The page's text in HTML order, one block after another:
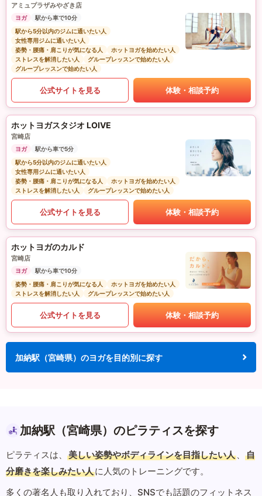
アミュプラザみやざき店
ヨガ
駅から車で10分
駅から5分以内のジムに通いたい人
女性専用ジムに通いたい人
姿勢・腰痛・肩こりが気になる人
ホットヨガを始めたい人
ストレスを解消したい人
グループレッスンで始めたい人
グループレッスンで始めたい人
公式サイトを見る 体験・相談予約
ホットヨガスタジオ LOIVE
宮崎店
ヨガ
駅から車で5分
駅から5分以内のジムに通いたい人
女性専用ジムに通いたい人
姿勢・腰痛・肩こりが気になる人
ホットヨガを始めたい人
ストレスを解消したい人
グループレッスンで始めたい人
公式サイトを見る 体験・相談予約
ホットヨガのカルド
宮崎店
ヨガ
駅から車で10分
姿勢・腰痛・肩こりが気になる人
ホットヨガを始めたい人
ストレスを解消したい人
グループレッスンで始めたい人
公式サイトを見る 体験・相談予約
加納駅（宮崎県）のヨガを目的別に探す
加納駅（宮崎県）のピラティスを探す
ピラティスは、 美しい姿勢やボディラインを目指したい人 、
自
分磨きを楽しみたい人に人気のトレーニングです。
多くの著名人も取り入れており、SNSでも話題のフィットネス